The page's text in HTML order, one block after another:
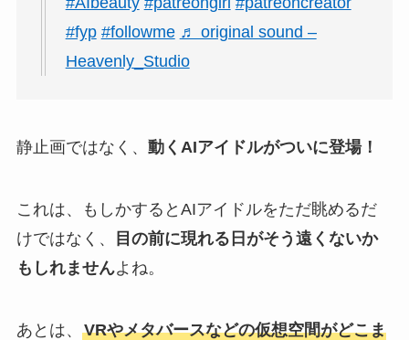
#fyp #followme ♬ original sound –
Heavenly_Studio
静止画ではなく、 動くAIアイドルがついに登場！
これは、もしかするとAIアイドルをただ眺めるだ
けではなく、
目の前に現れる日がそう遠くないか
もしれませんよね。
あとは、 VRやメタバースなどの仮想空間がどこま